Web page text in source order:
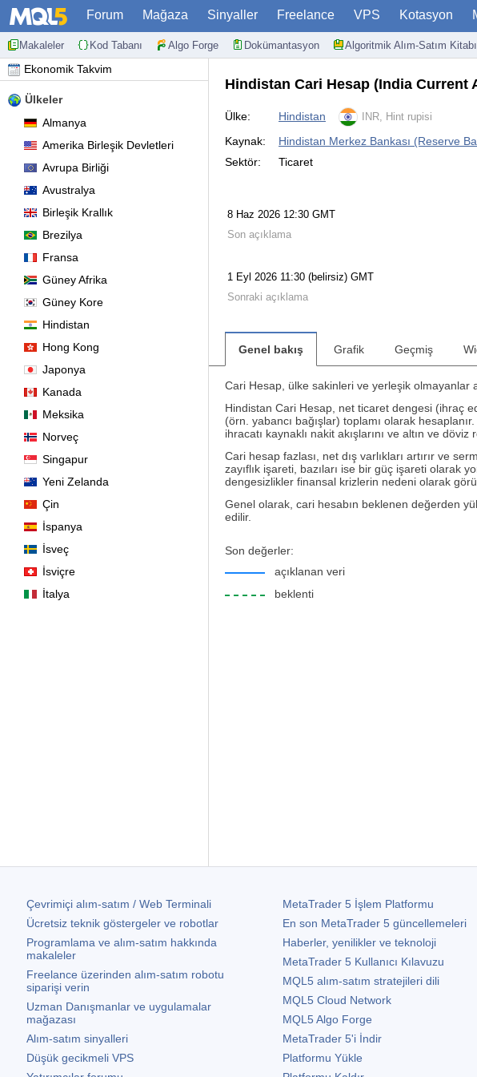
Forum Mağaza Sinyaller Freelance VPS Kotasyon
Makaleler Kod Tabanı Algo Forge Dokümantasyon Algoritmik Alım-Satım Kitabı
Ekonomik Takvim
Ülkeler
Almanya
Amerika Birleşik Devletleri
Avrupa Birliği
Avustralya
Birleşik Krallık
Brezilya
Fransa
Güney Afrika
Güney Kore
Hindistan
Hong Kong
Japonya
Kanada
Meksika
Norveç
Singapur
Yeni Zelanda
Çin
İspanya
İsveç
İsviçre
İtalya
Hindistan Cari Hesap (India Current
Ülke: Hindistan INR, Hint rupisi
Kaynak:
Hindistan Merkez Bankası (Reserve
Sektör:
Ticaret
8 Haz 2026 12:30 GMT
Son açıklama
1 Eyl 2026 11:30 (belirsiz) GMT
Sonraki açıklama
Genel bakış Grafik Geçmiş
Cari Hesap, ülke sakinleri ve yerleşik olmayanlar
Hindistan Cari Hesap, net ticaret dengesi (ihraç
(örn. yabancı bağışlar) toplamı olarak
ihracatı kaynaklı nakit akışlarını ve altın ve
Cari hesap fazlası, net dış varlıkları artırır ve
zayıflık işareti, bazıları ise bir güç işareti olarak
dengesizlikler finansal krizlerin nedeni olarak
Genel olarak, cari hesabın beklenen değerden
edilir.
Son değerler:
açıklanan veri
beklenti
Çevrimiçi alım-satım / Web Terminali
Ücretsiz teknik göstergeler ve robotlar
Programlama ve alım-satım hakkında
makaleler
Freelance üzerinden alım-satım robotu
siparişi verin
Uzman Danışmanlar ve uygulamalar
mağazası
Alım-satım sinyalleri
Düşük gecikmeli VPS
MetaTrader 5İşlem Platformu
En son MetaTrader 5güncellemeleri
Haberler, yenilikler ve teknoloji
MetaTrader 5Kullanıcı Kılavuzu
MQL5 alım-satım stratejileri dili
MQL5 Cloud Network
MQL5 Algo Forge
MetaTrader 5'i İndir
Platformu Yükle